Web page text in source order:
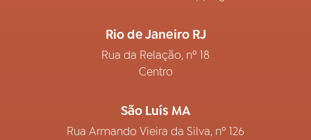
Rio de Janeiro RJ
Rua da Relação, nº 18
Centro
São Luís MA
Rua Armando Vieira da Silva, nº 126